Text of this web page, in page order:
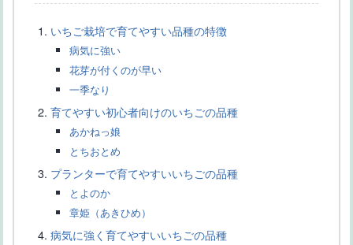
【大きい梨の品種一覧】ギネス級の世界一大きい梨の品種もご紹
【種無し柿の主な品種一覧】産地や品種の特徴、富有柿の違いな
いちご栽培で育てやすい品種の特徴
病気に強い
花芽が付くのが早い
一季なり
育てやすい初心者向けのいちごの品種
あかねっ娘
とちおとめ
プランターで育てやすいいちごの品種
とよのか
章姫（あきひめ）
病気に強く育てやすいいちごの品種